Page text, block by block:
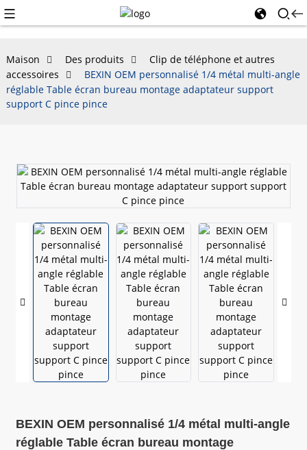
Maison Des produits
Clip de téléphone et autres
accessoires
BEXIN OEM personnalisé 1/4 métal multi-angle
réglable Table écran bureau montage adaptateur support
support C pince pince
BEXIN OEM personnalisé 1/4 métal multi-angle
réglable Table écran bureau montage